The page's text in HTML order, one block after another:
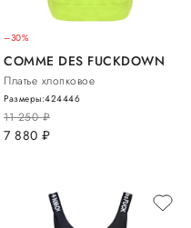
–30%
COMME DES FUCKDOWN
Платье хлопковое
11 250руб.
7 880 руб.
Размеры:424446